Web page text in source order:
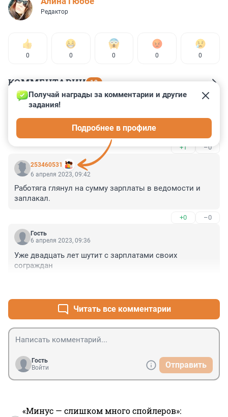
Редактор
0 0 0 0 0
КОММЕНТАРИИ 18
Гость
Шутки как у Сталина.
+1 –0
253460531
Получай награды за комментарии и другие
задания!
Подробнее в профиле
6 апреля 2023, 09:42
Работяга глянул на сумму зарплаты в ведомости и
заплакал.
+0 –0
Гость
6 апреля 2023, 09:36
Уже двадцать лет шутит с зарплатами своих
сограждан
Читать все комментарии
Гость
Войти
Отправить
«Минус — слишком много спойлеров»: